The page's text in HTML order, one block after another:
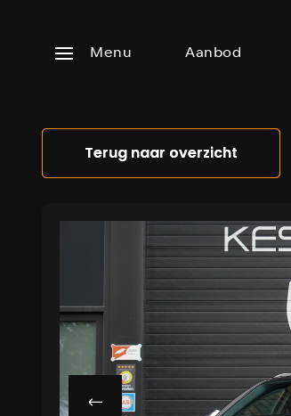
Menu Aanbod
Aanbod
Diensten
Zoekopdracht
Consignatieverkoop
Terug naar overzicht
Terug naar overzicht